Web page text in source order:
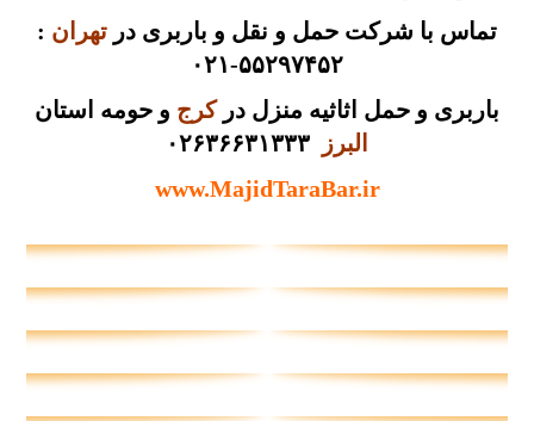
تماس با شرکت حمل و نقل و باربری در تهران :
۵۵۲۹۷۴۵۲-۰۲۱
باربری و حمل اثاثیه منزل درکرج و حومه استان
البرز
۰۲۶۳۶۶۳۱۳۳۳
www.MajidTaraBar.ir